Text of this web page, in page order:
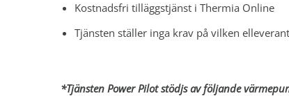
Kostnadsfri tilläggstjänst i Thermia Online
Tjänsten ställer inga krav på vilken
*Tjänsten Power Pilot stödjs av följande